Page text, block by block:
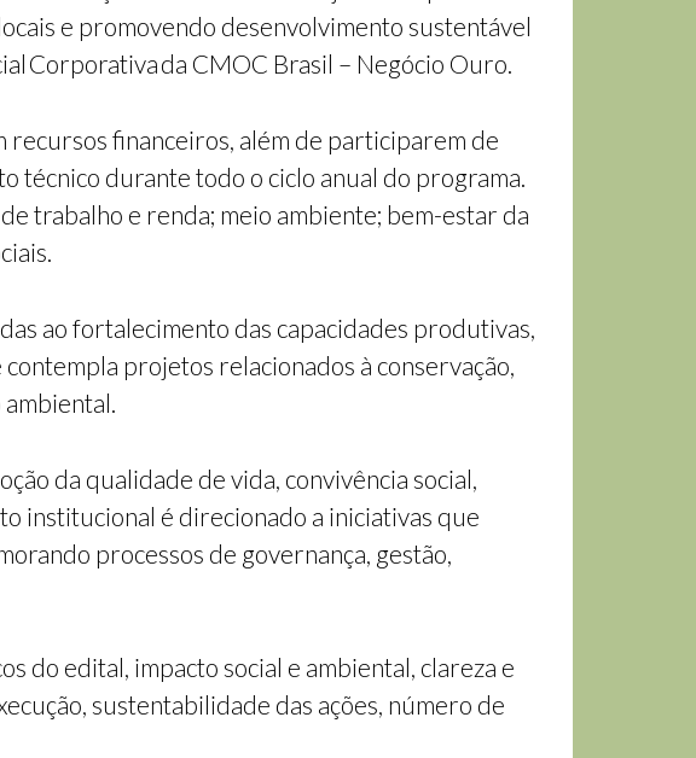
e promovendo desenvolvimento sustentável
Corporativa da CMOC Brasil – Negócio Ouro.
financeiros, além de participarem de
técnico durante todo o ciclo anual do programa.
trabalho e renda; meio ambiente; bem-estar da
ao fortalecimento das capacidades produtivas,
projetos relacionados à conservação,
da qualidade de vida, convivência social,
institucional é direcionado a iniciativas que
processos de governança, gestão,
do edital, impacto social e ambiental, clareza e
sustentabilidade das ações, número de